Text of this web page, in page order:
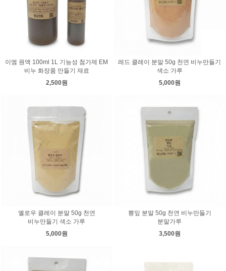
이엠 원액 100ml 1L 기능성 첨가제 EM
비누 화장품 만들기 재료
2,500원
레드 클레이 분말 50g 천연 비누만들기
색소 가루
5,000원
옐로우 클레이 분말 50g 천연
비누만들기 색소 가루
5,000원
뽕잎 분말 50g 천연 비누만들기
분말가루
3,500원